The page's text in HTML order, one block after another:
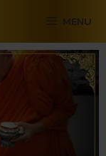
MENU